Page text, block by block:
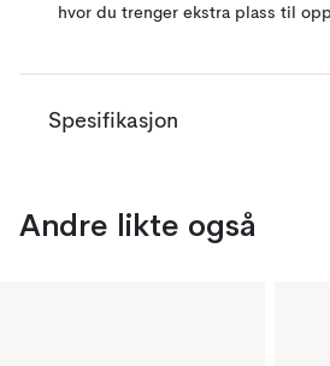
hvor du trenger ekstra plass til
Spesifikasjon
Andre likte også